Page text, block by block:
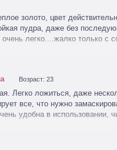
золото, цвет
пудра, даже без
легко....жалко только с
Возраст: 23
Легко ложиться, даже
все, что нужно
удобна в использовании,